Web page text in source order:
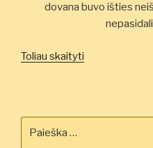
dovana buvo išties
Toliau skaityti